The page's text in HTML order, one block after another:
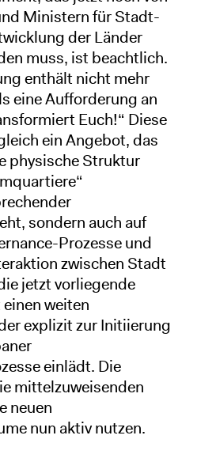
Ministern für Stadt-
der Länder
muss, ist beachtlich.
enthält nicht mehr
eine Aufforderung an
Euch!“ Diese
ein Angebot, das
physische Struktur
sondern auch auf
Prozesse und
zwischen Stadt
jetzt vorliegende
weiten
explizit zur Initiierung
einlädt. Die
mittelzuweisenden
neuen
nun aktiv nutzen.